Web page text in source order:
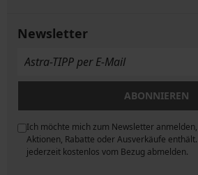
Newsletter
ABONNIEREN
Ich möchte mich zum Newsletter
Aktionen, Rabatte oder Ausverkäufe
jederzeit kostenlos vom Bezug abmelden.